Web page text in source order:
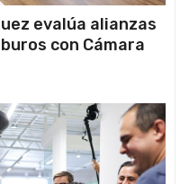
evalúa alianzas
con Cámara